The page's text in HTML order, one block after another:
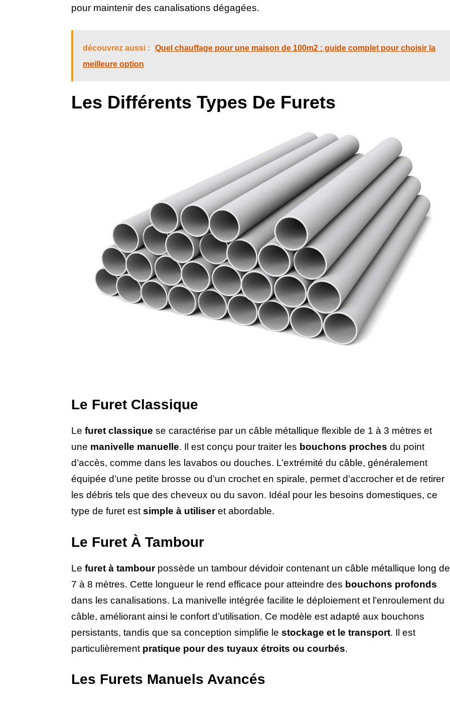
pour maintenir des canalisations dégagées.
découvrez aussi :
Quel chauffage pour une maison de 100m2 : guide complet pour choisir la
meilleure option
Les Différents Types De Furets
Le Furet Classique
Le furet classique se caractérise par un câble métallique flexible de 1 à 3 mètres et
une manivelle manuelle. Il est conçu pour traiter les bouchons proches du point
d’accès, comme dans les lavabos ou douches. L’extrémité du câble, généralement
équipée d’une petite brosse ou d’un crochet en spirale, permet d’accrocher et de retirer
les débris tels que des cheveux ou du savon. Idéal pour les besoins domestiques, ce
type de furet est simple à utiliseret abordable.
Le Furet À Tambour
Le furet à tambourpossède un tambour dévidoir contenant un câble métallique long de
7 à 8 mètres. Cette longueur le rend efficace pour atteindre des bouchons profonds
dans les canalisations. La manivelle intégrée facilite le déploiement et l’enroulement du
câble, améliorant ainsi le confort d’utilisation. Ce modèle est adapté aux bouchons
persistants, tandis que sa conception simplifie le stockage et le transport. Il est
particulièrement pratique pour des tuyaux étroits ou courbés.
Les Furets Manuels Avancés